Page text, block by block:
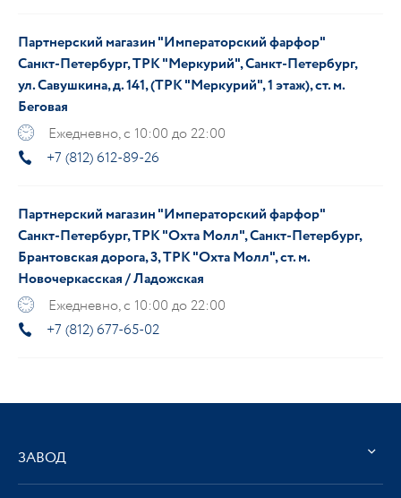
Партнерский магазин "Императорский фарфор"
Санкт-Петербург, ТРК "Меркурий", Санкт-Петербург,
ул. Савушкина, д. 141, (ТРК "Меркурий", 1 этаж), ст. м.
Беговая
Ежедневно, с 10:00 до 22:00
+7 (812) 612-89-26
Партнерский магазин "Императорский фарфор"
Санкт-Петербург, ТРК "Охта Молл", Санкт-Петербург,
Брантовская дорога, 3, ТРК "Охта Молл", ст. м.
Новочеркасская / Ладожская
Ежедневно, с 10:00 до 22:00
+7 (812) 677-65-02
ЗАВОД